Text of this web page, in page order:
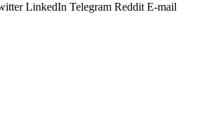
LinkedIn Telegram Reddit E-mail